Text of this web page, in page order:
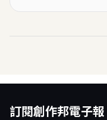
訂閱創作邦電子報